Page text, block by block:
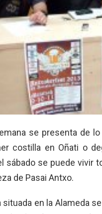
se presenta de
costilla en Oñati o
sábado se puede vivir
de Pasai Antxo.
situada en la Alameda